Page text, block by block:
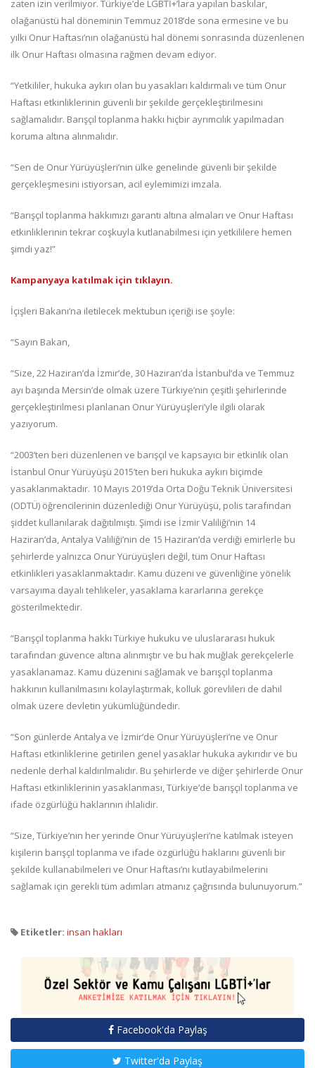
zaten izin verilmiyor. Türkiye’de LGBTİ+’lara yapılan baskılar,
olağanüstü hal döneminin Temmuz 2018’de sona ermesine ve bu
yılki Onur Haftası’nın olağanüstü hal dönemi sonrasında düzenlenen
ilk Onur Haftası olmasına rağmen devam ediyor.
“Yetkililer, hukuka aykırı olan bu yasakları kaldırmalı ve tüm Onur
Haftası etkinliklerinin güvenli bir şekilde gerçekleştirilmesini
sağlamalıdır. Barışçıl toplanma hakkı hiçbir ayrımcılık yapılmadan
koruma altına alınmalıdır.
“Sen de Onur Yürüyüşleri’nin ülke genelinde güvenli bir şekilde
gerçekleşmesini istiyorsan, acil eylemimizi imzala.
“Barışçıl toplanma hakkımızı garanti altına almaları ve Onur Haftası
etkinliklerinin tekrar coşkuyla kutlanabilmesi için yetkililere hemen
şimdi yaz!”
Kampanyaya katılmak için tıklayın.
İçişleri Bakanı’na iletilecek mektubun içeriği ise şöyle:
“Sayın Bakan,
“Size, 22 Haziran’da İzmir’de, 30 Haziran’da İstanbul’da ve Temmuz
ayı başında Mersin’de olmak üzere Türkiye’nin çeşitli şehirlerinde
gerçekleştirilmesi planlanan Onur Yürüyüşleri’yle ilgili olarak
yazıyorum.
“2003’ten beri düzenlenen ve barışçıl ve kapsayıcı bir etkinlik olan
İstanbul Onur Yürüyüşü 2015’ten beri hukuka aykırı biçimde
yasaklanmaktadır. 10 Mayıs 2019’da Orta Doğu Teknik Üniversitesi
(ODTÜ) öğrencilerinin düzenlediği Onur Yürüyüşü, polis tarafından
şiddet kullanılarak dağıtılmıştı. Şimdi ise İzmir Valiliği’nin 14
Haziran’da, Antalya Valiliği’nin de 15 Haziran’da verdiği emirlerle bu
şehirlerde yalnızca Onur Yürüyüşleri değil, tüm Onur Haftası
etkinlikleri yasaklanmaktadır. Kamu düzeni ve güvenliğine yönelik
varsayıma dayalı tehlikeler, yasaklama kararlarına gerekçe
gösterilmektedir.
“Barışçıl toplanma hakkı Türkiye hukuku ve uluslararası hukuk
tarafından güvence altına alınmıştır ve bu hak muğlak gerekçelerle
yasaklanamaz. Kamu düzenini sağlamak ve barışçıl toplanma
hakkının kullanılmasını kolaylaştırmak, kolluk görevlileri de dahil
olmak üzere devletin yükümlüğündedir.
“Son günlerde Antalya ve İzmir’de Onur Yürüyüşleri’ne ve Onur
Haftası etkinliklerine getirilen genel yasaklar hukuka aykırıdır ve bu
nedenle derhal kaldırılmalıdır. Bu şehirlerde ve diğer şehirlerde Onur
Haftası etkinliklerinin yasaklanması, Türkiye’de barışçıl toplanma ve
ifade özgürlüğü haklarının ihlalidir.
“Size, Türkiye’nin her yerinde Onur Yürüyüşleri’ne katılmak isteyen
kişilerin barışçıl toplanma ve ifade özgürlüğü haklarını güvenli bir
şekilde kullanabilmeleri ve Onur Haftası’nı kutlayabilmelerini
sağlamak için gerekli tüm adımları atmanız çağrısında bulunuyorum.”
Etiketler: insan hakları
Facebook'da Paylaş
Twitter'da Paylaş